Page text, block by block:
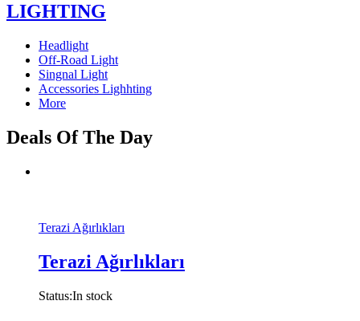
LIGHTING
Headlight
Off-Road Light
Singnal Light
Accessories Lighhting
More
Deals Of The Day
Terazi Ağırlıkları
Terazi Ağırlıkları
Status:In stock